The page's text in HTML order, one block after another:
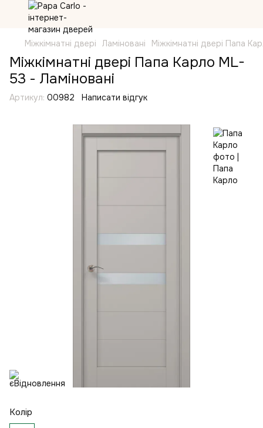
Міжкімнатні двері Ламіновані Міжкімнатні двері Папа
Міжкімнатні двері Папа Карло ML-
53 - Ламіновані
Артикул: 00982 Написати відгук
Колір